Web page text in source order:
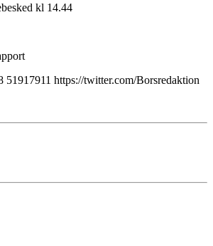
kl 14.44
51917911 https://twitter.com/Borsredaktion